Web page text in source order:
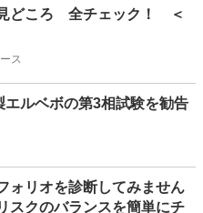
どころ 全チェック！ ＜
ス
ルベボの第3相試験を勧告
ォリオを診断してみません
スクのバランスを簡単にチ